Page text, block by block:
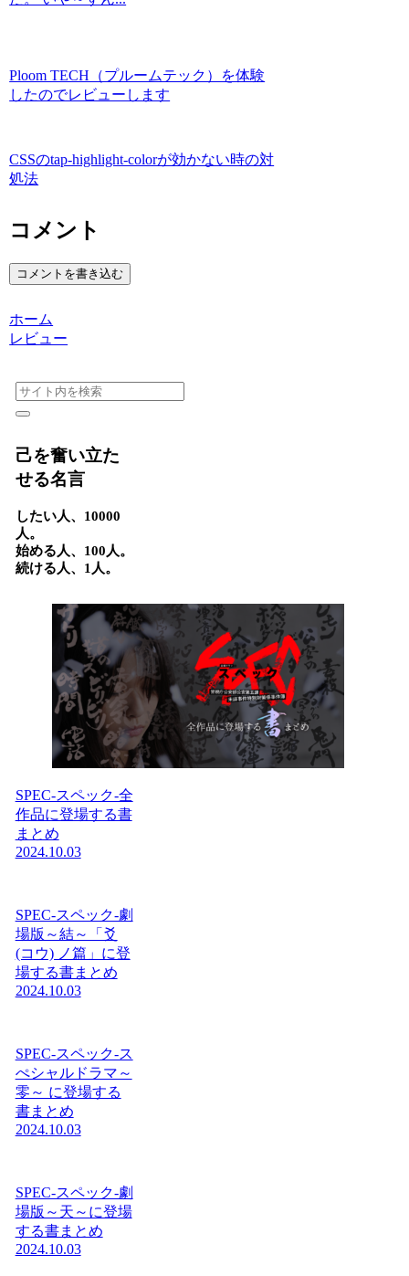
Ploom TECH（プルームテック）を体験
したのでレビューします
CSSのtap-highlight-colorが効かない時の対
処法
コメント
コメントを書き込む
ホーム
レビュー
己を奮い立た
せる名言
したい人、10000
人。
始める人、100人。
続ける人、1人。
SPEC-スペック-全
作品に登場する書
まとめ
2024.10.03
SPEC-スペック-劇
場版～結～「爻
(コウ) ノ篇」に登
場する書まとめ
2024.10.03
SPEC-スペック-ス
ぺシャルドラマ～
零～ に登場する
書まとめ
2024.10.03
SPEC-スペック-劇
場版～天～に登場
する書まとめ
2024.10.03